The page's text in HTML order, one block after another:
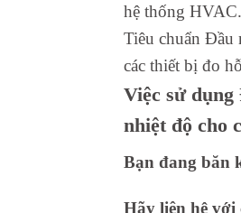
hệ thống
Tiêu chuẩn Đầu
các thiết bị đo
Việc sử
nhiệt độ cho
Bạn đang băn
Hãy liên hệ với